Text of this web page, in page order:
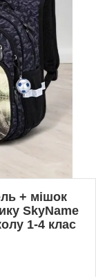
+ мішок
SkyName
1-4 клас